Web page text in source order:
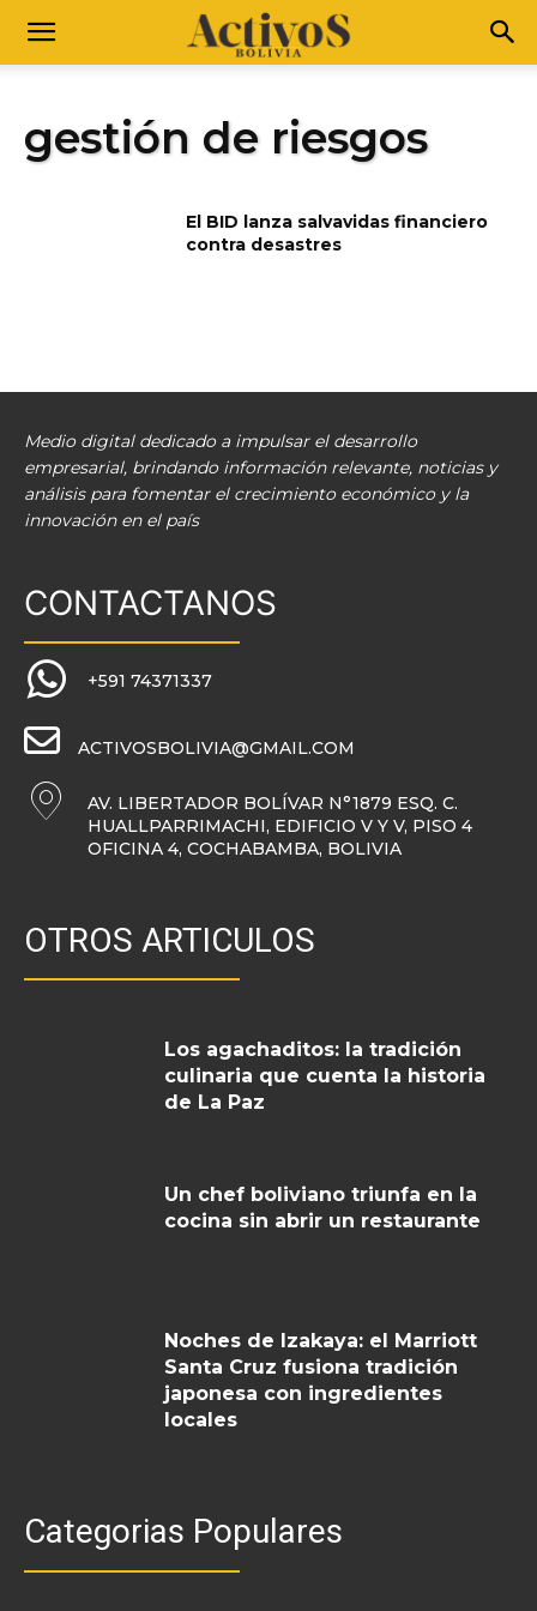
gestión de riesgos
El BID lanza salvavidas financiero
contra desastres
Medio digital dedicado a impulsar el desarrollo
empresarial, brindando información relevante, noticias y
análisis para fomentar el crecimiento económico y la
innovación en el país
CONTACTANOS
+591 74371337
ACTIVOSBOLIVIA@GMAIL.COM
AV. LIBERTADOR BOLÍVAR N°1879 ESQ. C.
HUALLPARRIMACHI, EDIFICIO V Y V, PISO 4
OFICINA 4, COCHABAMBA, BOLIVIA
OTROS ARTICULOS
Los agachaditos: la tradición
culinaria que cuenta la historia
de La Paz
Un chef boliviano triunfa en la
cocina sin abrir un restaurante
Noches de Izakaya: el Marriott
Santa Cruz fusiona tradición
japonesa con ingredientes
locales
Categorias Populares